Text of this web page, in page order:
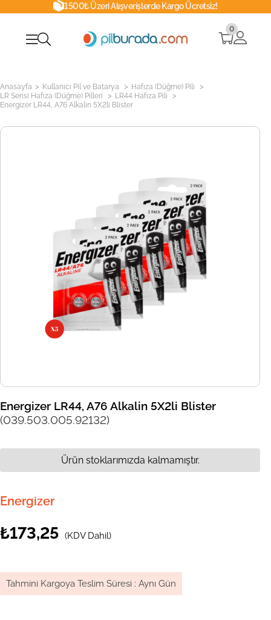
1500₺ Üzeri Alışverişlerde Kargo Ücretsiz!
0
Anasayfa > Kullanıcı Pil ve Batarya > Hafıza (Düğme) Pili >
LR Serisi Hafıza (Düğme) Pilleri > LR44 Hafıza Pili >
Energizer LR44, A76 Alkalin 5X2li Blister
Energizer LR44, A76 Alkalin 5X2li Blister
(039.503.005.92132)
Energizer
₺173,25 (KDV Dahil)
Tahmini Kargoya Teslim Süresi : Aynı Gün
Ürün stoklarımızda kalmamıştır.